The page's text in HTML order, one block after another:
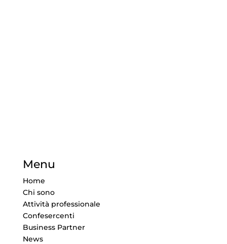
Menu
Home
Chi sono
Attività professionale
Confesercenti
Business Partner
News